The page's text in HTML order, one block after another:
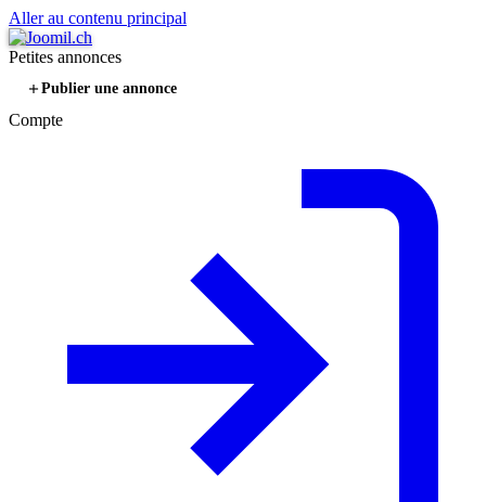
Aller au contenu principal
Petites annonces
Publier une annonce
Compte